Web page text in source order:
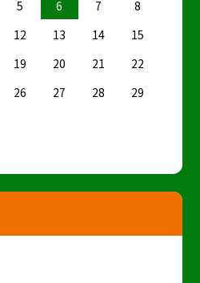
5 6 7
8
12 13 14
15
19 20 21
22
26 27 28
29